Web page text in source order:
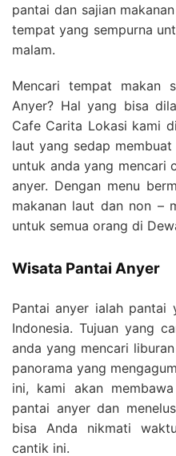
pantai dan sajian
tempat yang sempurna
malam.
Mencari tempat makan
Anyer? Hal yang bisa
Cafe Carita Lokasi kami
laut yang sedap
untuk anda yang mencari
anyer. Dengan menu
makanan laut dan non –
untuk semua orang di
Wisata Pantai Anyer
Pantai anyer ialah
Indonesia. Tujuan yang
anda yang mencari
panorama yang
ini, kami akan
pantai anyer dan
bisa Anda nikmati
cantik ini.